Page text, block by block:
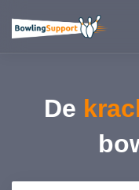
De